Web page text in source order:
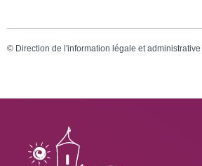
© Direction de l'information légale et administrative